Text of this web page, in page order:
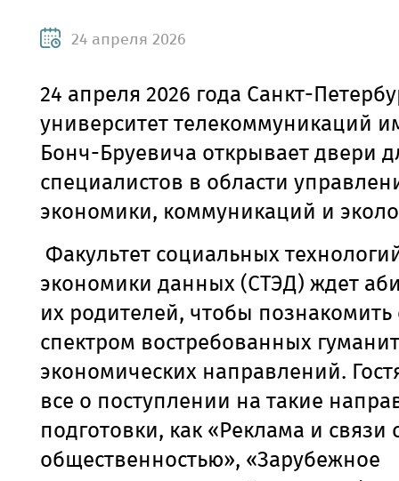
24 апреля 2026
24 апреля 2026 года Санкт-
университет телекоммуникаций
Бонч-Бруевича открывает двери
специалистов в области
экономики, коммуникаций и
Факультет социальных
экономики данных (СТЭД) ждет
их родителей, чтобы
спектром востребованных
экономических направлений.
все о поступлении на такие
подготовки, как «Реклама и связи
общественностью», «Зарубежное